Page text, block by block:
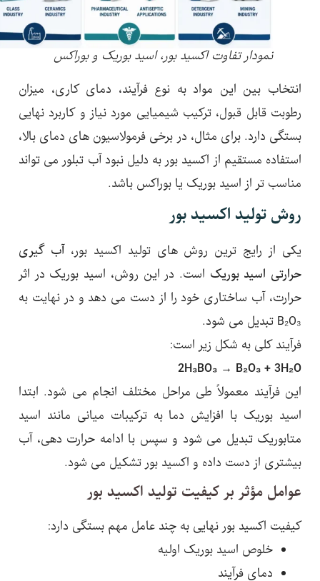
نمودار تفاوت اکسید بور، اسید بوریک و بوراکس
انتخاب بین این مواد به نوع فرآیند، دمای کاری، میزان
رطوبت قابل قبول، ترکیب شیمیایی مورد نیاز و کاربرد نهایی
بستگی دارد. برای مثال، در برخی فرمولاسیون های دمای بالا،
استفاده مستقیم از اکسید بور به دلیل نبود آب تبلور می تواند
مناسب تر از اسید بوریک یا بوراکس باشد.
روش تولید اکسید بور
یکی از رایج ترین روش های تولید اکسید بور،آب گیری
حرارتی اسید بوریکاست. در این روش، اسید بوریک در اثر
حرارت، آب ساختاری خود را از دست می دهد و در نهایت به
B₂O₃ تبدیل می شود.
فرآیند کلی به شکل زیر است:
2H₃BO₃ → B₂O₃ + 3H₂O
این فرآیند معمولاً طی مراحل مختلف انجام می شود. ابتدا
اسید بوریک با افزایش دما به ترکیبات میانی مانند اسید
متابوریک تبدیل می شود و سپس با ادامه حرارت دهی، آب
بیشتری از دست داده و اکسید بور تشکیل می شود.
عوامل مؤثر بر کیفیت تولید اکسید بور
کیفیت اکسید بور نهایی به چند عامل مهم بستگی دارد:
خلوص اسید بوریک اولیه
دمای فرآیند